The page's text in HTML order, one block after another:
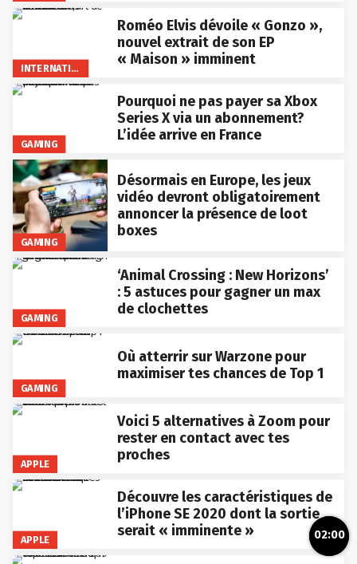
INTERNATIONAL
Roméo Elvis dévoile « Gonzo »,
nouvel extrait de son EP
« Maison » imminent
GAMING
Pourquoi ne pas payer sa Xbox
Series X via un abonnement?
L’idée arrive en France
GAMING
Désormais en Europe, les jeux
vidéo devront obligatoirement
annoncer la présence de loot
boxes
GAMING
‘Animal Crossing : New Horizons’
: 5 astuces pour gagner un max
de clochettes
GAMING
Où atterrir sur Warzone pour
maximiser tes chances de Top 1
APPLE
Voici 5 alternatives à Zoom pour
rester en contact avec tes
proches
APPLE
Découvre les caractéristiques de
l’iPhone SE 2020 dont la sortie
serait « imminente »
02:00